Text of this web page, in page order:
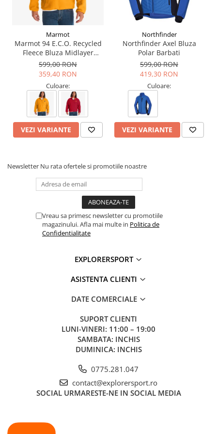
Materiale: 60% bumbac, 40% poliester reciclat fleece
Lungime: 66.04 cm
Greutate: 620 g
Croiala: Regular
Informatii aditionale
Marmot
Vezi si celelalte produse ale producatorului
Marmot
Vezi si celelalte produse din categoria:
Bluze midlayer dama
Marmot
Marmot 94 E.C.O. Recycled
Fleece Bluza Midlayer
Drumetie Barbati
599,00 RON
359,40 RON
Culoare:
VEZI VARIANTE
Northfinder
Northfinder Axel Bluza
Polar Barbati
599,00 RON
419,30 RON
Culoare:
VEZI VARIANTE
Newsletter Nu rata ofertele si promotiile noastre
Vreau sa primesc newsletter cu promotiile
magazinului. Afla mai multe in Politica de
Confidentialitate
EXPLORERSPORT
ASISTENTA CLIENTI
DATE COMERCIALE
SUPORT CLIENTI
LUNI-VINERI: 11:00 – 19:00
SAMBATA: INCHIS
DUMINICA: INCHIS
0775.281.047
contact@explorersport.ro
SOCIAL URMARESTE-NE IN SOCIAL MEDIA